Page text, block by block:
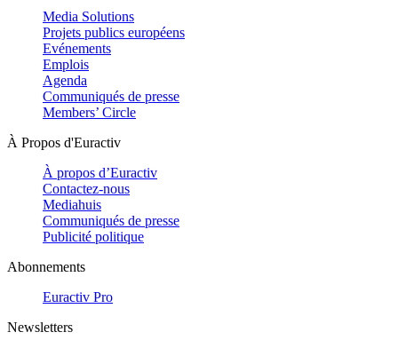
Media Solutions
Projets publics européens
Evénements
Emplois
Agenda
Communiqués de presse
Members’ Circle
À Propos d'Euractiv
À propos d’Euractiv
Contactez-nous
Mediahuis
Communiqués de presse
Publicité politique
Abonnements
Euractiv Pro
Newsletters